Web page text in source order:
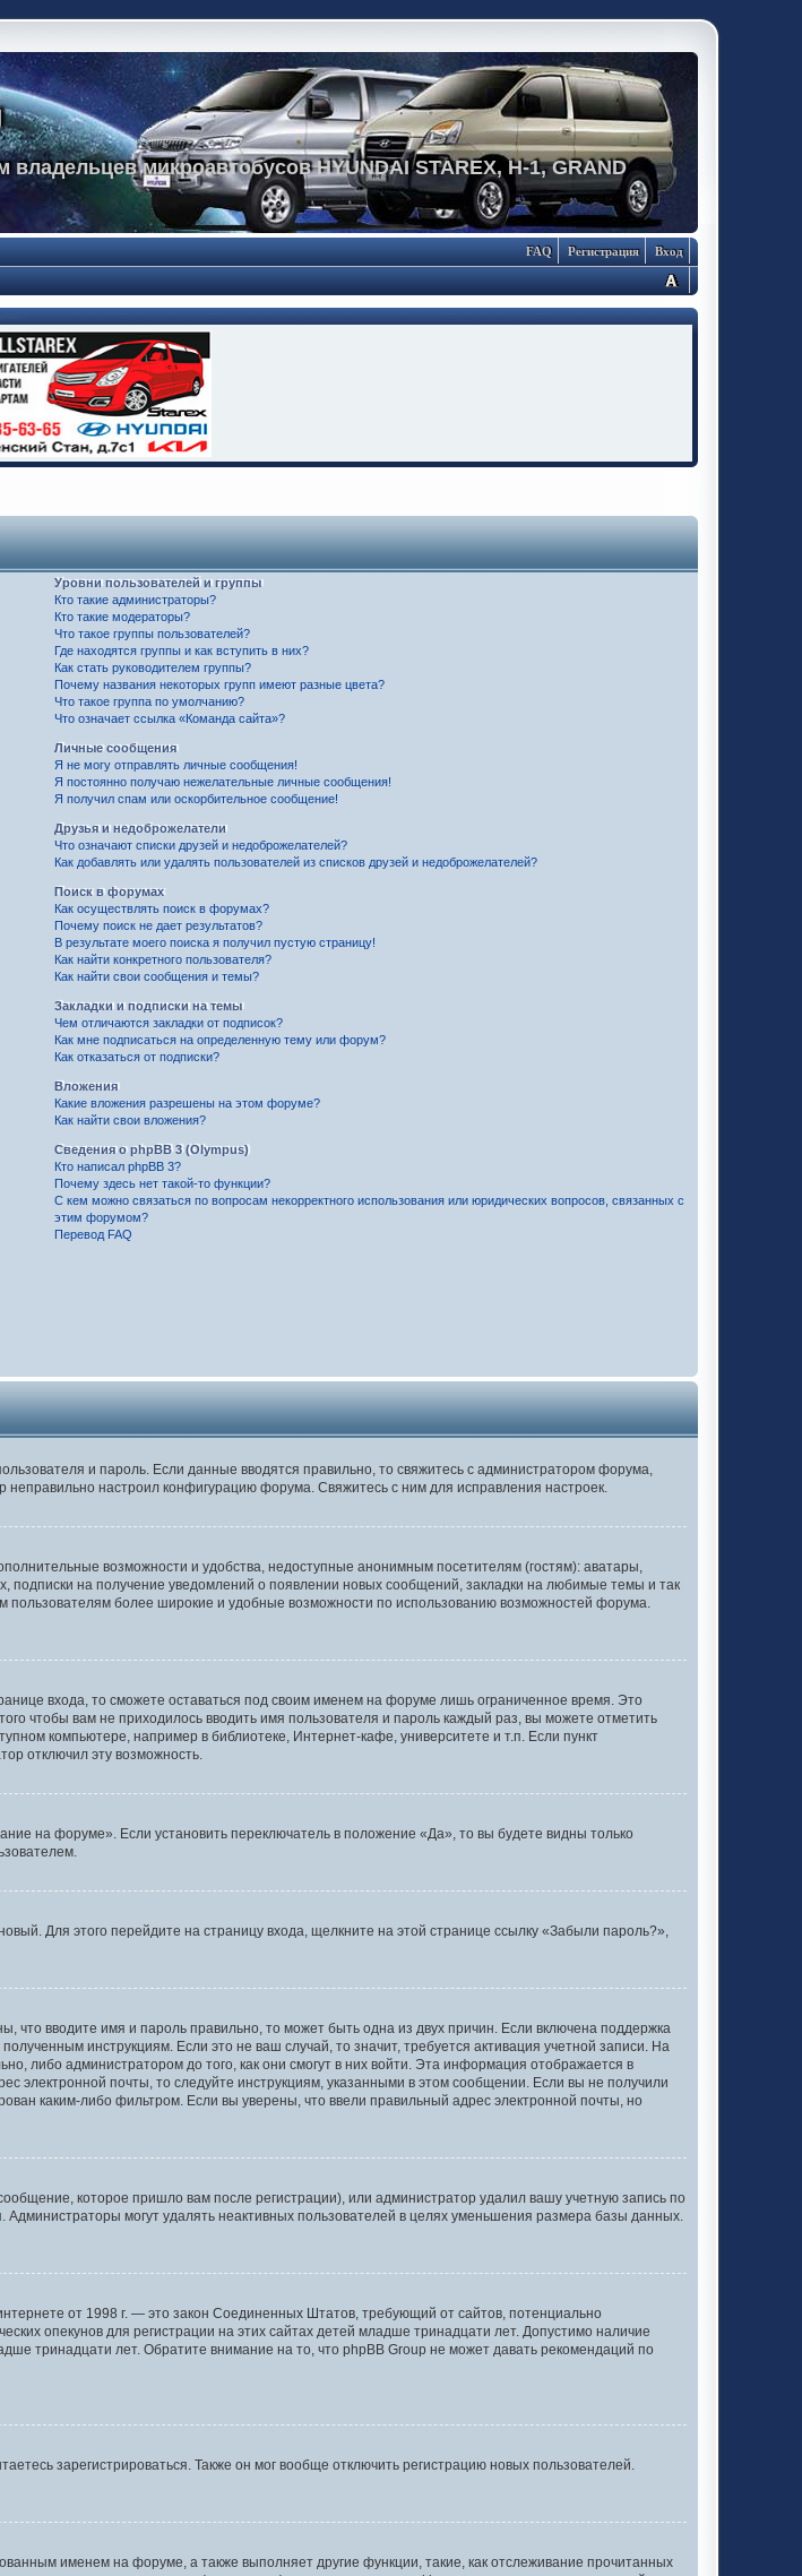
микроавтобусов HYUNDAI STAREX, H-1, GRAND
Вход
Регистрация
FAQ
Уровни пользователей и группы
Кто такие администраторы?
Кто такие модераторы?
Что такое группы пользователей?
Где находятся группы и как вступить в них?
Как стать руководителем группы?
Почему названия некоторых групп имеют разные цвета?
Что такое группа по умолчанию?
Что означает ссылка «Команда сайта»?
Личные сообщения
Я не могу отправлять личные сообщения!
Я постоянно получаю нежелательные личные сообщения!
Я получил спам или оскорбительное сообщение!
Друзья и недоброжелатели
Что означают списки друзей и недоброжелателей?
Как добавлять или удалять пользователей из списков друзей и недоброжелателей?
Поиск в форумах
Как осуществлять поиск в форумах?
Почему поиск не дает результатов?
В результате моего поиска я получил пустую страницу!
Как найти конкретного пользователя?
Как найти свои сообщения и темы?
Закладки и подписки на темы
Чем отличаются закладки от подписок?
Как мне подписаться на определенную тему или форум?
Как отказаться от подписки?
Вложения
Какие вложения разрешены на этом форуме?
Как найти свои вложения?
Сведения о phpBB 3 (Olympus)
Кто написал phpBB 3?
Почему здесь нет такой-то функции?
С кем можно связаться по вопросам некорректного использования или юридических вопросов, связанных с
этим форумом?
Перевод FAQ
и пароль. Если данные вводятся правильно, то свяжитесь с администратором форума,
настроил конфигурацию форума. Свяжитесь с ним для исправления настроек.
возможности и удобства, недоступные анонимным посетителям (гостям): аватары,
подписки на получение уведомлений о появлении новых сообщений, закладки на любимые темы и так
пользователям более широкие и удобные возможности по использованию возможностей форума.
входа, то сможете оставаться под своим именем на форуме лишь ограниченное время. Это
чтобы вам не приходилось вводить имя пользователя и пароль каждый раз, вы можете отметить
компьютере, например в библиотеке, Интернет-кафе, университете и т.п. Если пункт
отключил эту возможность.
на форуме». Если установить переключатель в положение «Да», то вы будете видны только
Для этого перейдите на страницу входа, щелкните на этой странице ссылку «Забыли пароль?»,
что вводите имя и пароль правильно, то может быть одна из двух причин. Если включена поддержка
инструкциям. Если это не ваш случай, то значит, требуется активация учетной записи. На
либо администратором до того, как они смогут в них войти. Эта информация отображается в
электронной почты, то следуйте инструкциям, указанными в этом сообщении. Если вы не получили
каким-либо фильтром. Если вы уверены, что ввели правильный адрес электронной почты, но
которое пришло вам после регистрации), или администратор удалил вашу учетную запись по
могут удалять неактивных пользователей в целях уменьшения размера базы данных.
от 1998 г. — это закон Соединенных Штатов, требующий от сайтов, потенциально
опекунов для регистрации на этих сайтах детей младше тринадцати лет. Допустимо наличие
тринадцати лет. Обратите внимание на то, что phpBB Group не может давать рекомендаций по
зарегистрироваться. Также он мог вообще отключить регистрацию новых пользователей.
именем на форуме, а также выполняет другие функции, такие, как отслеживание прочитанных